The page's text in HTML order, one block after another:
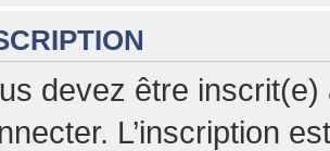
devez être
L’inscription